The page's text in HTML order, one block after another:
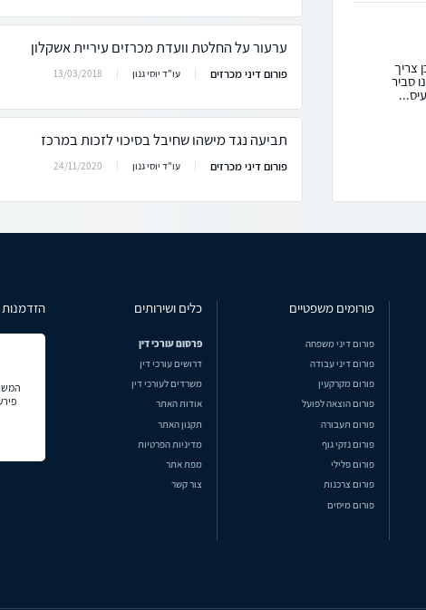
צריך
סביר
ערעור על החלטת וועדת מכרזים עיריית אשקלון
פורום דיני מכרזים עו"ד יוסי גנון 13/03/2018
תביעה נגד מישהו שחיבל בסיכוי לזכות במרכז
פורום דיני מכרזים עו"ד יוסי גנון 24/11/2020
פורומים משפטיים
פורום דיני משפחה
פורום דיני עבודה
פורום מקרקעין
פורום הוצאה לפועל
פורום תעבורה
פורום נזקי גוף
פורום פלילי
פורום צרכנות
פורום מיסים
כלים ושירותים
פרסום עורכי דין
דרושים עורכי דין
משרדים לעורכי דין
אודות האתר
תקנון האתר
מדיניות הפרטיות
מפת אתר
צור קשר